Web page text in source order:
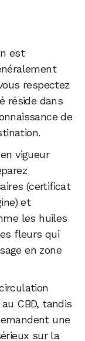
est
respectez
réside dans
de
vigueur
(certificat
et
les huiles
fleurs qui
en zone
CBD, tandis
une
sur la